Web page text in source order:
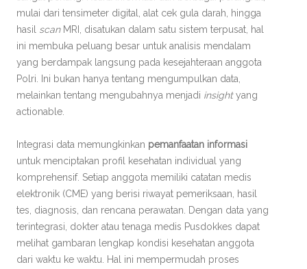
mulai dari tensimeter digital, alat cek gula darah, hingga
hasil scanMRI, disatukan dalam satu sistem terpusat, hal
ini membuka peluang besar untuk analisis mendalam
yang berdampak langsung pada kesejahteraan anggota
Polri. Ini bukan hanya tentang mengumpulkan data,
melainkan tentang mengubahnya menjadi insightyang
actionable.
Integrasi data memungkinkan pemanfaatan informasi
untuk menciptakan profil kesehatan individual yang
komprehensif. Setiap anggota memiliki catatan medis
elektronik (CME) yang berisi riwayat pemeriksaan, hasil
tes, diagnosis, dan rencana perawatan. Dengan data yang
terintegrasi, dokter atau tenaga medis Pusdokkes dapat
melihat gambaran lengkap kondisi kesehatan anggota
dari waktu ke waktu. Hal ini mempermudah proses